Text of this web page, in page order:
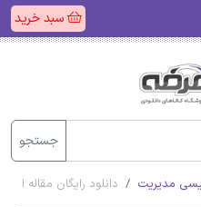
سبد خرید
جستجو
مدیریت دانلود رایگان مقاله